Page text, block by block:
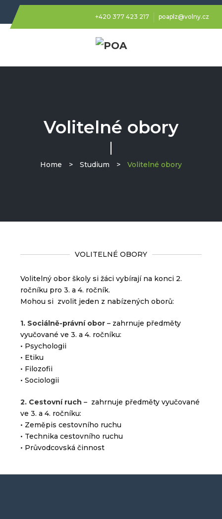
+420 377 423 217 poaplz@volny.cz
Volitelné obory
Home > Studium > Volitelné obory
VOLITELNÉ OBORY
Volitelný obor školy si žáci vybírají na konci 2.
ročníku pro 3. a 4. ročník.
Mohou si zvolit jeden z nabízených oborů:
1. Sociálně-právní obor – zahrnuje předměty
vyučované ve 3. a 4. ročníku:
• Psychologii
• Etiku
• Filozofii
• Sociologii​
2. Cestovní ruch– zahrnuje předměty vyučované
ve 3. a 4. ročníku:
• Zeměpis cestovního ruchu
• Technika cestovního ruchu
• Průvodcovská činnost